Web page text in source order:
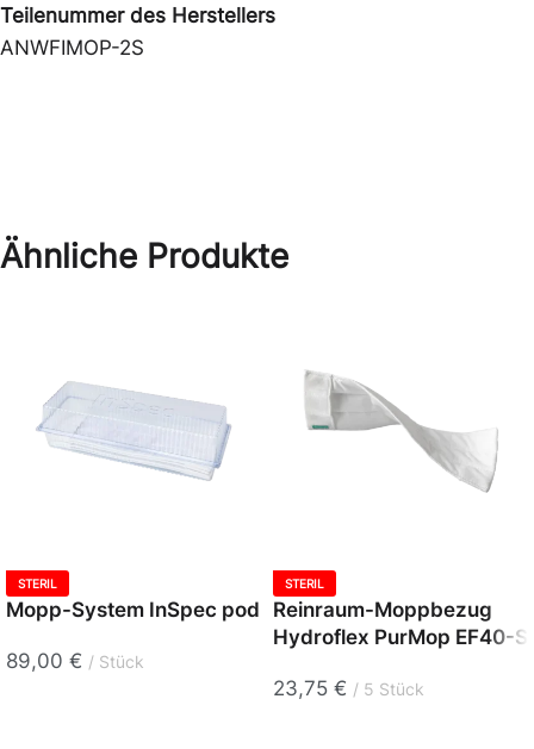
Teilenummer des Herstellers
ANWFIMOP-2S
Ähnliche Produkte
STERIL
Mopp-System InSpec pod
89,00 € Stück
STERIL
Reinraum-Moppbezug
Hydroflex PurMop EF40-S
23,75 € 5 Stück